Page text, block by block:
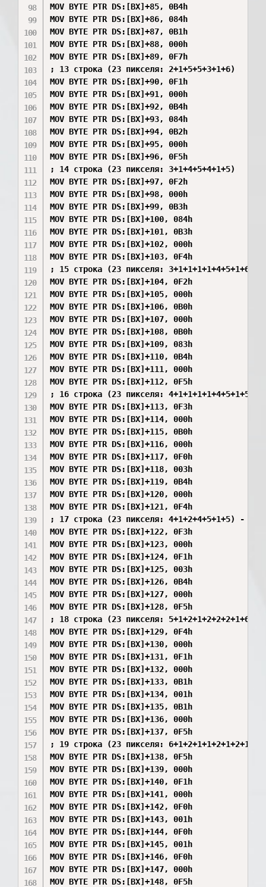
MOV BYTE PTR DS:[BX]+85, 0B4h
MOV BYTE PTR DS:[BX]+86, 084h
MOV BYTE PTR DS:[BX]+87, 0B1h
MOV BYTE PTR DS:[BX]+88, 000h
MOV BYTE PTR DS:[BX]+89, 0F7h
; 13 строка (23 пикселя: 2+1+5+5+3+1+6)
MOV BYTE PTR DS:[BX]+90, 0F1h
MOV BYTE PTR DS:[BX]+91, 000h
MOV BYTE PTR DS:[BX]+92, 0B4h
MOV BYTE PTR DS:[BX]+93, 084h
MOV BYTE PTR DS:[BX]+94, 0B2h
MOV BYTE PTR DS:[BX]+95, 000h
MOV BYTE PTR DS:[BX]+96, 0F5h
; 14 строка (23 пикселя: 3+1+4+5+4+1+5)
MOV BYTE PTR DS:[BX]+97, 0F2h
MOV BYTE PTR DS:[BX]+98, 000h
MOV BYTE PTR DS:[BX]+99, 0B3h
MOV BYTE PTR DS:[BX]+100, 084h
MOV BYTE PTR DS:[BX]+101, 0B3h
MOV BYTE PTR DS:[BX]+102, 000h
MOV BYTE PTR DS:[BX]+103, 0F4h
; 15 строка (23 пикселя: 3+1+1+1+1+4+5+1+6)
MOV BYTE PTR DS:[BX]+104, 0F2h
MOV BYTE PTR DS:[BX]+105, 000h
MOV BYTE PTR DS:[BX]+106, 0B0h
MOV BYTE PTR DS:[BX]+107, 000h
MOV BYTE PTR DS:[BX]+108, 0B0h
MOV BYTE PTR DS:[BX]+109, 083h
MOV BYTE PTR DS:[BX]+110, 0B4h
MOV BYTE PTR DS:[BX]+111, 000h
MOV BYTE PTR DS:[BX]+112, 0F5h
; 16 строка (23 пикселя: 4+1+1+1+1+4+5+1+5)
MOV BYTE PTR DS:[BX]+113, 0F3h
MOV BYTE PTR DS:[BX]+114, 000h
MOV BYTE PTR DS:[BX]+115, 0B0h
MOV BYTE PTR DS:[BX]+116, 000h
MOV BYTE PTR DS:[BX]+117, 0F0h
MOV BYTE PTR DS:[BX]+118, 003h
MOV BYTE PTR DS:[BX]+119, 0B4h
MOV BYTE PTR DS:[BX]+120, 000h
MOV BYTE PTR DS:[BX]+121, 0F4h
; 17 строка (23 пикселя: 4+1+2+4+5+1+5) -
MOV BYTE PTR DS:[BX]+122, 0F3h
MOV BYTE PTR DS:[BX]+123, 000h
MOV BYTE PTR DS:[BX]+124, 0F1h
MOV BYTE PTR DS:[BX]+125, 003h
MOV BYTE PTR DS:[BX]+126, 0B4h
MOV BYTE PTR DS:[BX]+127, 000h
MOV BYTE PTR DS:[BX]+128, 0F5h
; 18 строка (23 пикселя: 5+1+2+1+2+2+2+1+6)
MOV BYTE PTR DS:[BX]+129, 0F4h
MOV BYTE PTR DS:[BX]+130, 000h
MOV BYTE PTR DS:[BX]+131, 0F1h
MOV BYTE PTR DS:[BX]+132, 000h
MOV BYTE PTR DS:[BX]+133, 0B1h
MOV BYTE PTR DS:[BX]+134, 001h
MOV BYTE PTR DS:[BX]+135, 0B1h
MOV BYTE PTR DS:[BX]+136, 000h
MOV BYTE PTR DS:[BX]+137, 0F5h
; 19 строка (23 пикселя: 6+1+2+1+1+2+1+2+1+6)
MOV BYTE PTR DS:[BX]+138, 0F5h
MOV BYTE PTR DS:[BX]+139, 000h
MOV BYTE PTR DS:[BX]+140, 0F1h
MOV BYTE PTR DS:[BX]+141, 000h
MOV BYTE PTR DS:[BX]+142, 0F0h
MOV BYTE PTR DS:[BX]+143, 001h
MOV BYTE PTR DS:[BX]+144, 0F0h
MOV BYTE PTR DS:[BX]+145, 001h
MOV BYTE PTR DS:[BX]+146, 0F0h
MOV BYTE PTR DS:[BX]+147, 000h
MOV BYTE PTR DS:[BX]+148, 0F5h